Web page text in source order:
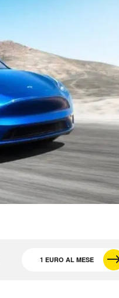
1 EURO AL MESE